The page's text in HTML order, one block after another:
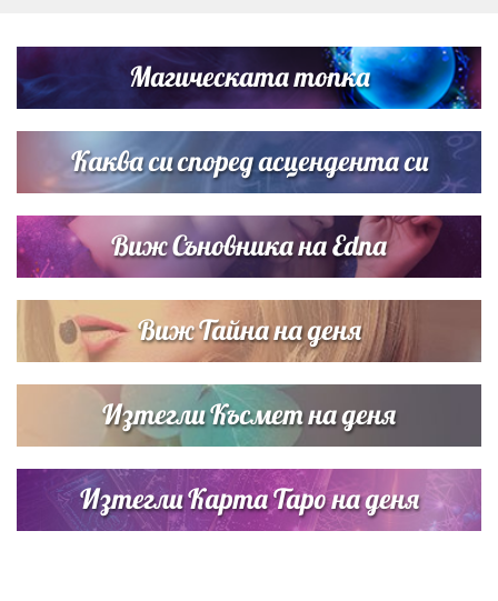
Братя Аргирови я изненадаха с песен
Дъщерята на Гала - Мари отплава с любимия и двете
си деца на семейна морска приказка
Магическата топка
Каква си според асцендента си
Виж Съновника на Edna
Виж Тайна на деня
Изтегли Късмет на деня
Изтегли Карта Таро на деня